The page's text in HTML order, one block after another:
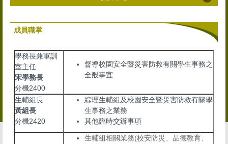
成員職掌
校園災害防救計畫
校安通報事件類別
校安事件處理流程
成員職掌
學務長兼軍訓
室主任
宋學務長
分機2400
督導校園安全暨災害防救有關學生事務之
全般事宜
生輔組長
黃組長
分機2420
綜理生輔組及校園安全暨災害防救有關學
生事務之業務
其他臨時交辦事項
生輔組相關業務(校安防災、品德教育、